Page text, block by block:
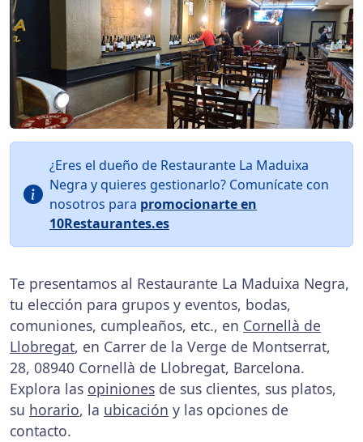
¿Eres el dueño de Restaurante La Maduixa
Negra y quieres gestionarlo? Comunícate con
nosotros para promocionarte en
10Restaurantes.es
Te presentamos al Restaurante La Maduixa Negra,
tu elección para grupos y eventos, bodas,
comuniones, cumpleaños, etc., en Cornellà de
Llobregat, en Carrer de la Verge de Montserrat,
28, 08940 Cornellà de Llobregat, Barcelona.
Explora las opiniones de sus clientes, sus platos,
su horario, la ubicación y las opciones de
contacto.